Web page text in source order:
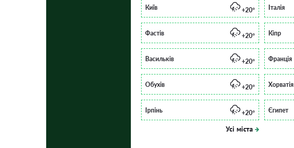
Київ +20°
Фастів +20°
Васильків +20°
Обухів +20°
Ірпінь +20°
Усі міста
Італія
Кіпр
Франція
Хорватія
Єгипет